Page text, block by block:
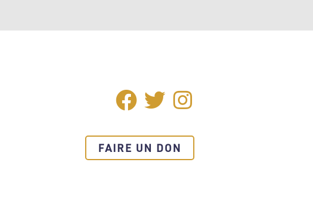
SOCIAL
MEDIA Facebook
Twitter
FAIRE UN DON